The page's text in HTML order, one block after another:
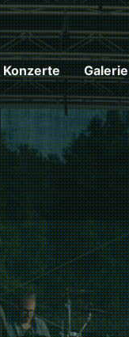
Konzerte Galerie